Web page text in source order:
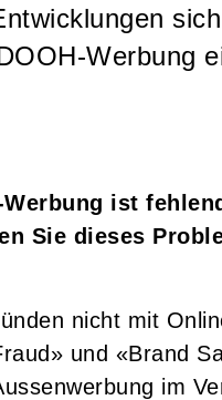
Werbung
ist
Sie dieses
nicht mit
und «Brand
im